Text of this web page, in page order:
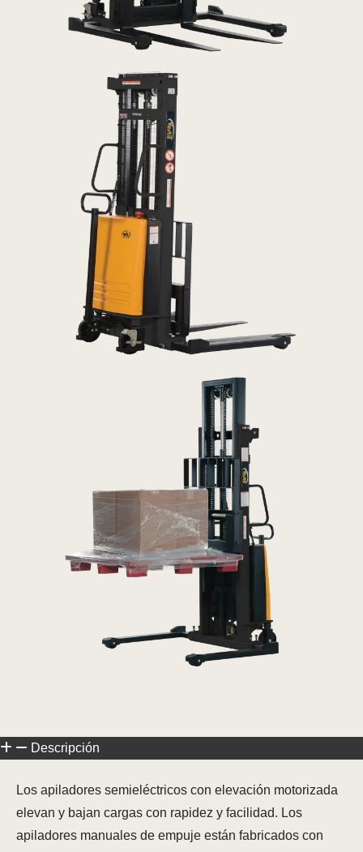
Descripción
Los apiladores semieléctricos con elevación motorizada
elevan y bajan cargas con rapidez y facilidad. Los
apiladores manuales de empuje están fabricados con